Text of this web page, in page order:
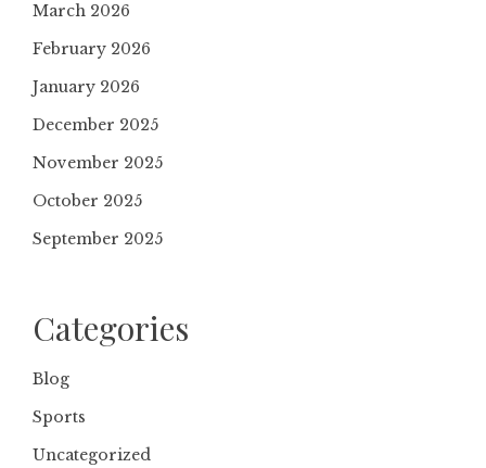
March 2026
February 2026
January 2026
December 2025
November 2025
October 2025
September 2025
Categories
Blog
Sports
Uncategorized